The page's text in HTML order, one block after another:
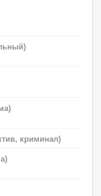
криминал)